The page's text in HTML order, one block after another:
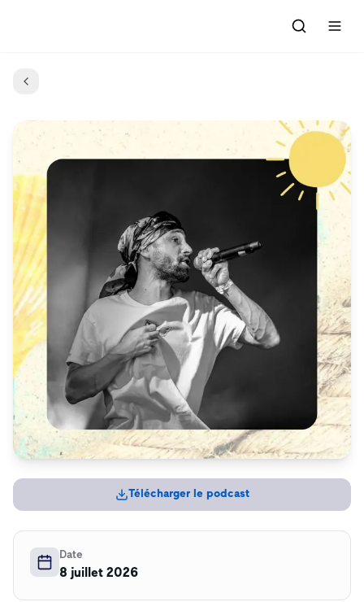
Émissions
Par épisodes
Grille des programmes
L'association
Adhérer
Contact
Télécharger le podcast
Date
8 juillet 2026